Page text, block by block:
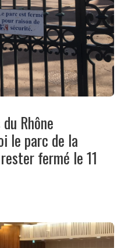
Rhône
le parc de la
fermé le 11